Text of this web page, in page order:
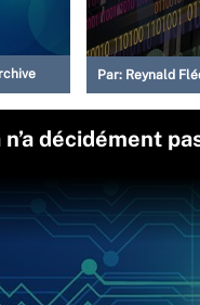
Par: Reynald
décidément